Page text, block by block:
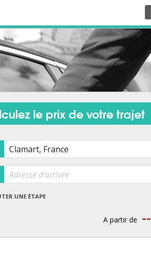
le prix de votre trajet
UNE ÉTAPE
A partir de --